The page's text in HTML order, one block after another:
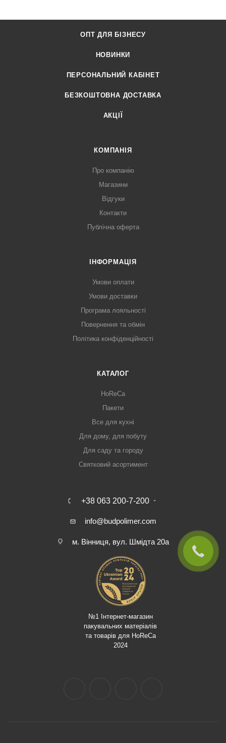
ОПТ ДЛЯ БІЗНЕСУ
НОВИНКИ
ПЕРСОНАЛЬНИЙ КАБІНЕТ
БЕЗКОШТОВНА ДОСТАВКА
АКЦІЇ
КОМПАНІЯ
Про компанію
Магазини
Відгуки
Контакти
Публічна оферта
ІНФОРМАЦІЯ
Умови оплати
Умови доставки
Програма лояльності
Повернення та обмін
Політика конфіденційності
КАТАЛОГ
HoReCa
Пакети
Все для кухні
Для дому, для побуту
Для саду та городу
Святковий асортимент
+38 063 200-7-200
info@budpolimer.com
м. Вінниця, вул. Шмідта 20а
№1 Інтернет-магазин
пакувальних матеріалів
та товарів для HoReCa
2024